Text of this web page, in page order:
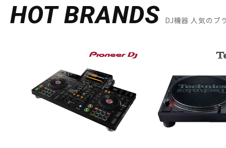
HOT BRANDS DJ機器 人気のブ